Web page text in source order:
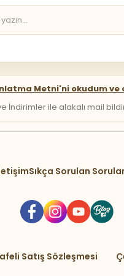
Metni'ni okudum ve
ile alakalı mail
Sıkça Sorulan
Satış Sözleşmesi